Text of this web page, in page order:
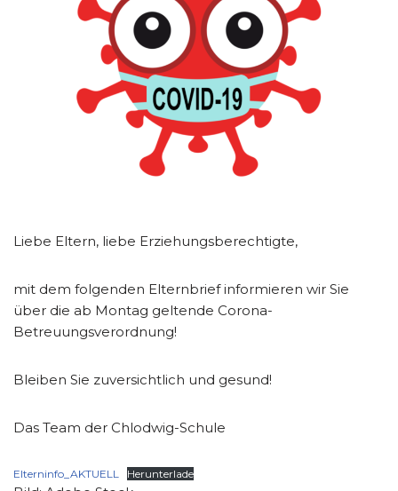
Liebe Eltern, liebe Erziehungsberechtigte,
mit dem folgenden Elternbrief informieren wir Sie
über die ab Montag geltende Corona-
Betreuungsverordnung!
Bleiben Sie zuversichtlich und gesund!
Das Team der Chlodwig-Schule
Elterninfo_AKTUELL Herunterlade